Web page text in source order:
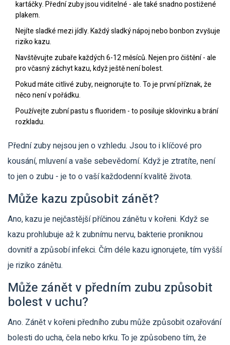
kartáčky. Přední zuby jsou viditelné - ale také snadno postižené
plakem.
Nejíte sladké mezi jídly. Každý sladký nápoj nebo bonbon zvyšuje
riziko kazu.
Navštěvujte zubaře každých 6-12 měsíců. Nejen pro čištění - ale
pro včasný záchyt kazu, když ještě není bolest.
Pokud máte citlivé zuby, neignorujte to. To je první příznak, že
něco není v pořádku.
Používejte zubní pastu s fluoridem - to posiluje sklovinku a brání
rozkladu.
Přední zuby nejsou jen o vzhledu. Jsou to i klíčové pro
kousání, mluvení a vaše sebevědomí. Když je ztratíte, není
to jen o zubu - je to o vaší každodenní kvalitě života.
Může kazu způsobit zánět?
Ano, kazu je nejčastější příčinou zánětu v kořeni. Když se
kazu prohlubuje až k zubnímu nervu, bakterie proniknou
dovnitř a způsobí infekci. Čím déle kazu ignorujete, tím vyšší
je riziko zánětu.
Může zánět v předním zubu způsobit
bolest v uchu?
Ano. Zánět v kořeni předního zubu může způsobit ozařování
bolesti do ucha, čela nebo krku. To je způsobeno tím, že